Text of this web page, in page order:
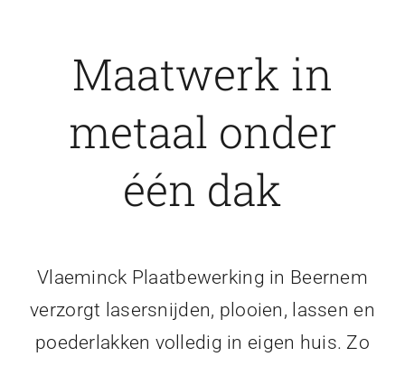
Maatwerk in
metaal onder
één dak
Vlaeminck Plaatbewerking in Beernem
verzorgt lasersnijden, plooien, lassen en
poederlakken volledig in eigen huis. Zo